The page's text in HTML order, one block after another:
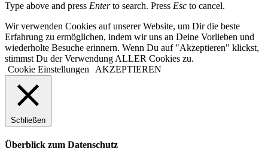
Type above and press Enterto search. Press Esc to cancel.
Wir verwenden Cookies auf unserer Website, um Dir die beste
Erfahrung zu ermöglichen, indem wir uns an Deine Vorlieben und
wiederholte Besuche erinnern. Wenn Du auf "Akzeptieren" klickst,
stimmst Du der Verwendung ALLER Cookies zu.
Cookie Einstellungen
AKZEPTIEREN
Schließen
Überblick zum Datenschutz